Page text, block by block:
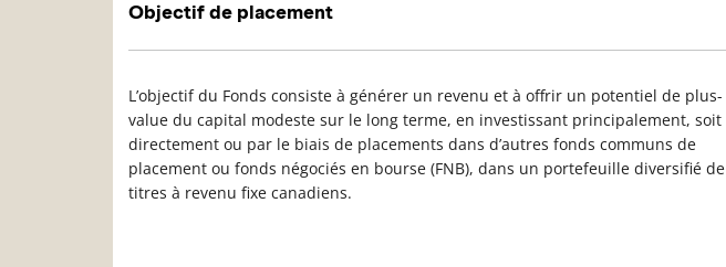
Objectif de placement
L’objectif du Fonds consiste à générer un revenu et à offrir un potentiel de plus-
value du capital modeste sur le long terme, en investissant principalement, soit
directement ou par le biais de placements dans d’autres fonds communs de
placement ou fonds négociés en bourse (FNB), dans un portefeuille diversifié de
titres à revenu fixe canadiens.